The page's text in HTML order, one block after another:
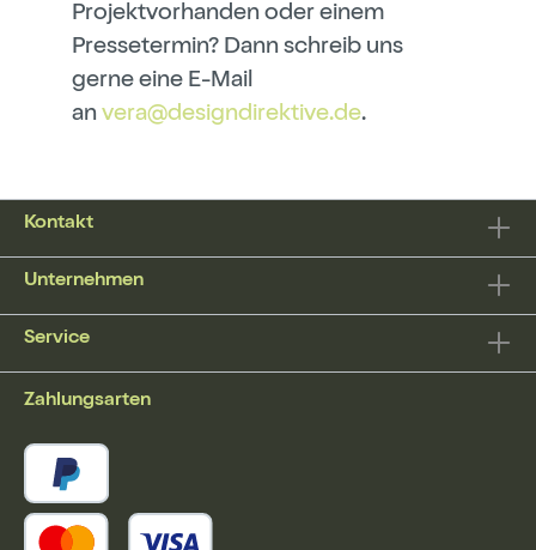
Projektvorhanden oder einem
Pressetermin? Dann schreib uns
gerne eine E-Mail
an vera@designdirektive.de.
Kontakt
Unternehmen
Service
Zahlungsarten